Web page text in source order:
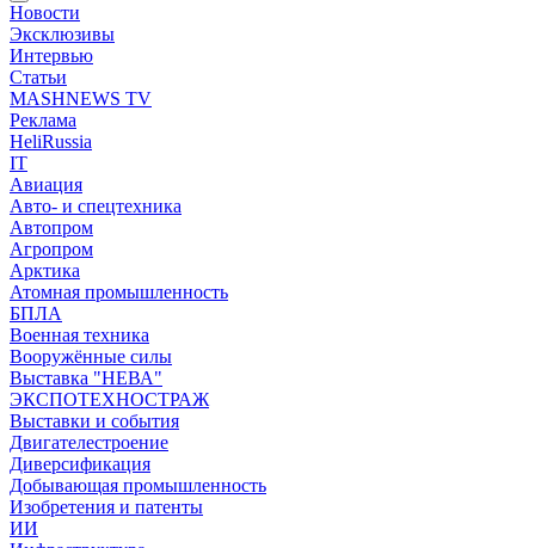
Новости
Эксклюзивы
Интервью
Статьи
MASHNEWS TV
Реклама
HeliRussia
IT
Авиация
Авто- и спецтехника
Автопром
Агропром
Арктика
Атомная промышленность
БПЛА
Военная техника
Вооружённые силы
Выставка "НЕВА"
ЭКСПОТЕХНОСТРАЖ
Выставки и события
Двигателестроение
Диверсификация
Добывающая промышленность
Изобретения и патенты
ИИ